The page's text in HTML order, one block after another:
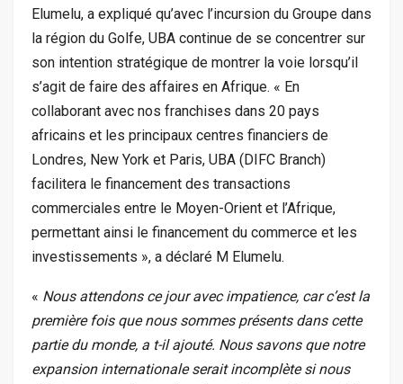
Elumelu, a expliqué qu’avec l’incursion du Groupe dans
la région du Golfe, UBA continue de se concentrer sur
son intention stratégique de montrer la voie lorsqu’il
s’agit de faire des affaires en Afrique. « En
collaborant avec nos franchises dans 20 pays
africains et les principaux centres financiers de
Londres, New York et Paris, UBA (DIFC Branch)
facilitera le financement des transactions
commerciales entre le Moyen-Orient et l’Afrique,
permettant ainsi le financement du commerce et les
investissements », a déclaré M Elumelu.
« Nous attendons ce jour avec impatience, car c’est la
première fois que nous sommes présents dans cette
partie du monde, a t-il ajouté. Nous savons que notre
expansion internationale serait incomplète si nous